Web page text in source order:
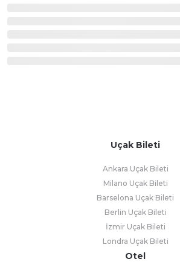
Uçak Bileti
Ankara Uçak Bileti
Milano Uçak Bileti
Barselona Uçak Bileti
Berlin Uçak Bileti
İzmir Uçak Bileti
Londra Uçak Bileti
Otel